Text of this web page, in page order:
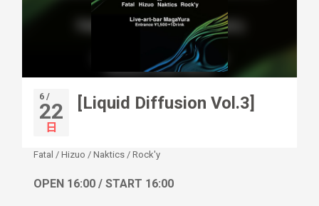
6 /
22
日
[Liquid Diffusion Vol.3]
Fatal / Hizuo / Naktics / Rock'y
OPEN 16:00 / START 16:00